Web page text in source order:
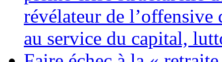
révélateur de
au service du capital,